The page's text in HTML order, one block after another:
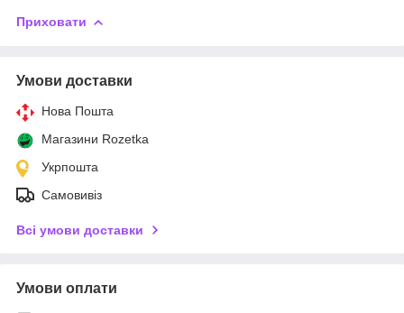
Приховати
Умови доставки
Нова Пошта
Магазини Rozetka
Укрпошта
Самовивіз
Всі умови доставки
Умови оплати